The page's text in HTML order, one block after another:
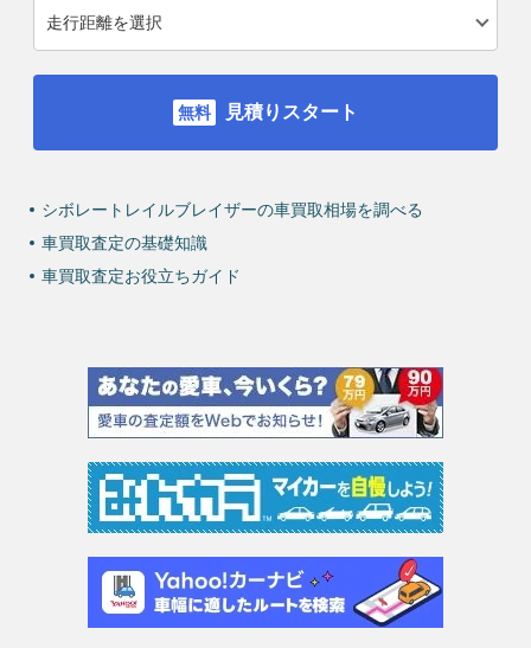
見積りスタート
シボレートレイルブレイザーの車買取相場を調べる
車買取査定の基礎知識
車買取査定お役立ちガイド